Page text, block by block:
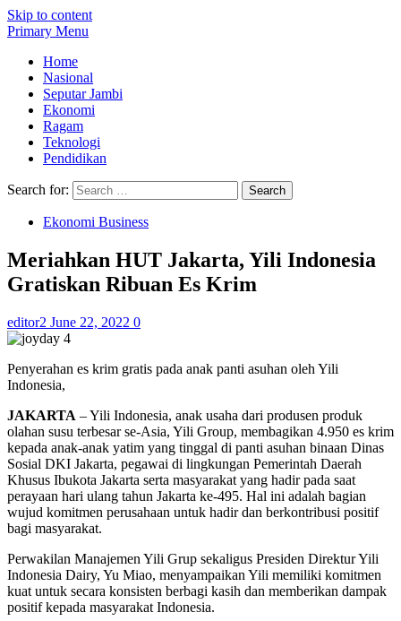
Skip to content
Primary Menu
Home
Nasional
Seputar Jambi
Ekonomi
Ragam
Teknologi
Pendidikan
Search for:
Ekonomi Business
Meriahkan HUT Jakarta, Yili Indonesia
Gratiskan Ribuan Es Krim
editor2 June 22, 2022 0
Penyerahan es krim gratis pada anak panti asuhan oleh Yili
Indonesia,
JAKARTA – Yili Indonesia, anak usaha dari produsen produk
olahan susu terbesar se-Asia, Yili Group, membagikan 4.950 es krim
kepada anak-anak yatim yang tinggal di panti asuhan binaan Dinas
Sosial DKI Jakarta, pegawai di lingkungan Pemerintah Daerah
Khusus Ibukota Jakarta serta masyarakat yang hadir pada saat
perayaan hari ulang tahun Jakarta ke-495. Hal ini adalah bagian
wujud komitmen perusahaan untuk hadir dan berkontribusi positif
bagi masyarakat.
Perwakilan Manajemen Yili Grup sekaligus Presiden Direktur Yili
Indonesia Dairy, Yu Miao, menyampaikan Yili memiliki komitmen
kuat untuk secara konsisten berbagi kasih dan memberikan dampak
positif kepada masyarakat Indonesia.